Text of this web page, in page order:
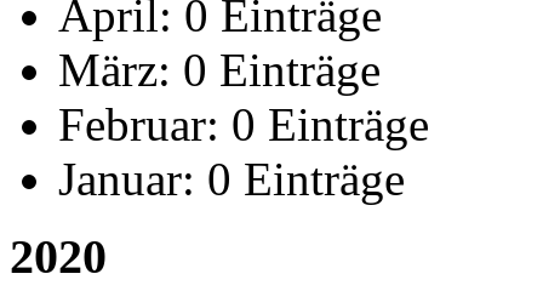
April: 0 Einträge
März: 0 Einträge
Februar: 0 Einträge
Januar: 0 Einträge
2020